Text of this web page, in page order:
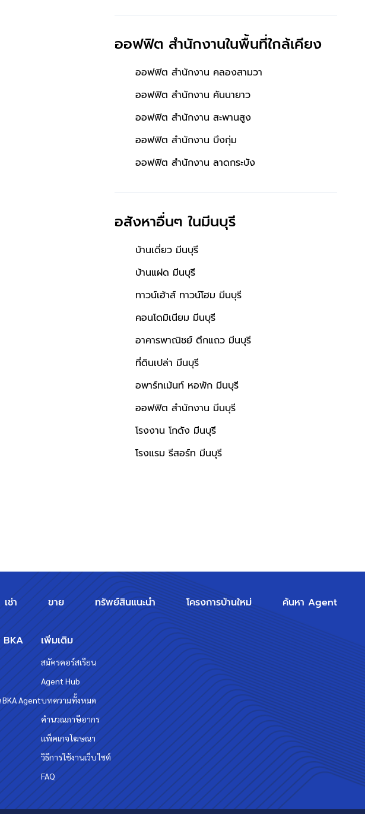
ออฟฟิต สำนักงานในพื้นที่ใกล้เคียง
ออฟฟิต สำนักงาน คลองสามวา
ออฟฟิต สำนักงาน คันนายาว
ออฟฟิต สำนักงาน สะพานสูง
ออฟฟิต สำนักงาน บึงกุ่ม
ออฟฟิต สำนักงาน ลาดกระบัง
อสังหาอื่นๆในมีนบุรี
บ้านเดี่ยว มีนบุรี
บ้านแฝด มีนบุรี
ทาวน์เฮ้าส์ ทาวน์โฮม มีนบุรี
คอนโดมิเนียม มีนบุรี
อาคารพาณิชย์ ตึกแถว มีนบุรี
ที่ดินเปล่า มีนบุรี
อพาร์ทเม้นท์ หอพัก มีนบุรี
ออฟฟิต สำนักงาน มีนบุรี
โรงงาน โกดัง มีนบุรี
โรงแรม รีสอร์ท มีนบุรี
เช่า ขาย ทรัพย์สินแนะนำ โครงการบ้านใหม่ ค้นหา Agent
BKA
Agent
เพิ่มเติม
สมัครคอร์สเรียน
Agent Hub
บทความทั้งหมด
คำนวณภาษีอากร
แพ็คเกจโฆษณา
วิธีการใช้งานเว็บไซต์
FAQ